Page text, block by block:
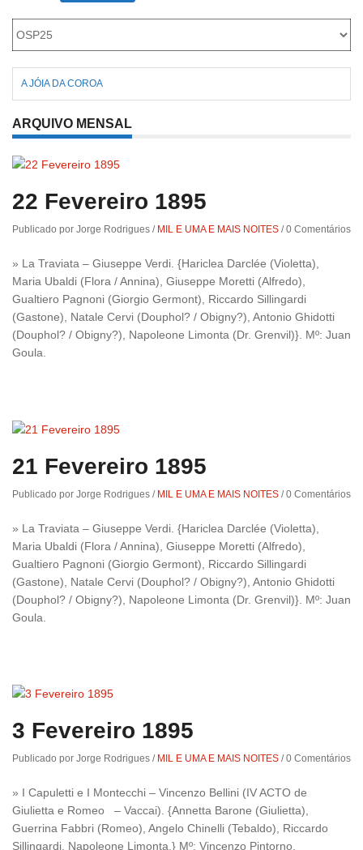
Roriz
A JÓIA DA COROA
ARQUIVO MENSAL
22 Fevereiro 1895
Publicado por Jorge Rodrigues / MIL E UMA E MAIS NOITES /0 Comentários
» La Traviata – Giuseppe Verdi. {Hariclea Darclée (Violetta),
Maria Ubaldi (Flora / Annina), Giuseppe Moretti (Alfredo),
Gualtiero Pagnoni (Giorgio Germont), Riccardo Sillingardi
(Gastone), Natale Cervi (Douphol? / Obigny?), Antonio Ghidotti
(Douphol? / Obigny?), Napoleone Limonta (Dr. Grenvil)}. Mº: Juan
Goula.
21 Fevereiro 1895
Publicado por Jorge Rodrigues / MIL E UMA E MAIS NOITES /0 Comentários
» La Traviata – Giuseppe Verdi. {Hariclea Darclée (Violetta),
Maria Ubaldi (Flora / Annina), Giuseppe Moretti (Alfredo),
Gualtiero Pagnoni (Giorgio Germont), Riccardo Sillingardi
(Gastone), Natale Cervi (Douphol? / Obigny?), Antonio Ghidotti
(Douphol? / Obigny?), Napoleone Limonta (Dr. Grenvil)}. Mº: Juan
Goula.
3 Fevereiro 1895
Publicado por Jorge Rodrigues / MIL E UMA E MAIS NOITES /0 Comentários
» I Capuletti e I Montecchi – Vincenzo Bellini (IV ACTO de
Giulietta e Romeo – Vaccai). {Annetta Barone (Giulietta),
Guerrina Fabbri (Romeo), Angelo Chinelli (Tebaldo), Riccardo
Sillingardi, Napoleone Limonta.} Mº: Vincenzo Pintorno.